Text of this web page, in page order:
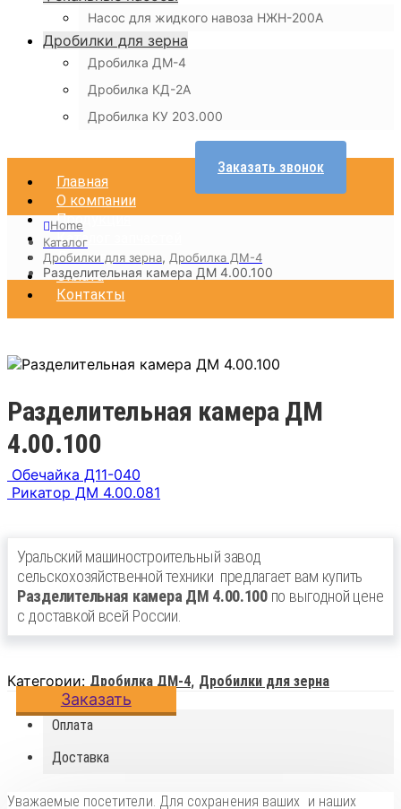
Насос для жидкого навоза НЖН-200А
Дробилки для зерна
Дробилка ДМ-4
Дробилка КД-2А
Дробилка КУ 203.000
Главная
О компании
Продукция
Каталог запчастей
Доставка
Оплата
Контакты
Заказать звонок
Home
Каталог
Дробилки для зерна, Дробилка ДМ-4
Разделительная камера ДМ 4.00.100
Разделительная камера ДМ
4.00.100
Обечайка Д11-040
Рикатор ДМ 4.00.081
Уральский машиностроительный завод
сельскохозяйственной техники предлагает вам купить
Разделительная камера ДМ 4.00.100по выгодной цене
с доставкой всей России.
Категории: Дробилка ДМ-4, Дробилки для зерна
Заказать
Оплата
Доставка
Уважаемые посетители. Для сохранения ваших и наших